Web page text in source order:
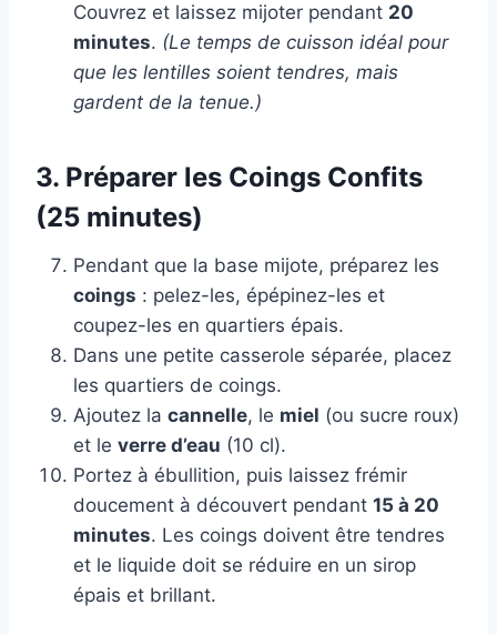
Couvrez et laissez mijoter pendant 20
minutes. (Le temps de cuisson idéal pour
que les lentilles soient tendres, mais
gardent de la tenue.)
3. Préparer les Coings Confits
(25 minutes)
Pendant que la base mijote, préparez les
coings : pelez-les, épépinez-les et
coupez-les en quartiers épais.
Dans une petite casserole séparée, placez
les quartiers de coings.
Ajoutez la cannelle, le miel (ou sucre roux)
et le verre d’eau (10 cl).
Portez à ébullition, puis laissez frémir
doucement à découvert pendant 15 à 20
minutes. Les coings doivent être tendres
et le liquide doit se réduire en un sirop
épais et brillant.